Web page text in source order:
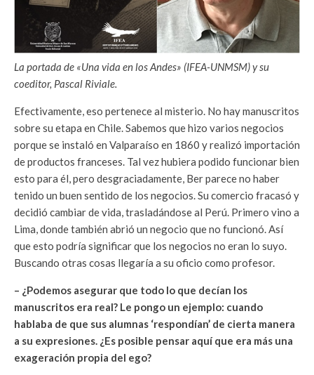
La portada de «Una vida en los Andes» (IFEA-UNMSM) y su
coeditor, Pascal Riviale.
Efectivamente, eso pertenece al misterio. No hay manuscritos
sobre su etapa en Chile. Sabemos que hizo varios negocios
porque se instaló en Valparaíso en 1860 y realizó importación
de productos franceses. Tal vez hubiera podido funcionar bien
esto para él, pero desgraciadamente, Ber parece no haber
tenido un buen sentido de los negocios. Su comercio fracasó y
decidió cambiar de vida, trasladándose al Perú. Primero vino a
Lima, donde también abrió un negocio que no funcionó. Así
que esto podría significar que los negocios no eran lo suyo.
Buscando otras cosas llegaría a su oficio como profesor.
– ¿Podemos asegurar que todo lo que decían los
manuscritos era real? Le pongo un ejemplo: cuando
hablaba de que sus alumnas ‘respondían’ de cierta manera
a su expresiones. ¿Es posible pensar aquí que era más una
exageración propia del ego?